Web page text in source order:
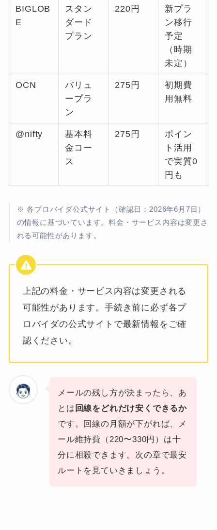
BIGLOB
E
スタン
ダード
プラン
220円
新プラ
ン移行
予定
（時期
未定）
OCN
バリュ
ープラ
ン
275円
初期費
用無料
@nifty
基本料
金コー
ス
275円
ポイン
ト活用
で実質0
円も
※ 各プロバイダ公式サイト（確認日：2026年6月7日）
の情報に基づいています。料金・サービス内容は変更さ
れる可能性があります。
上記の料金・サービス内容は変更される
可能性があります。手続き前に必ず各プ
ロバイダの公式サイトで最新情報をご確
認ください。
メールの残し方が決まったら、あ
とは 回線をどれだけ安くできるか
です。回線の月額が下がれば、メ
ール維持費（220〜330円）は十
分に相殺できます。次の章で最安
ルートを見ていきましょう。